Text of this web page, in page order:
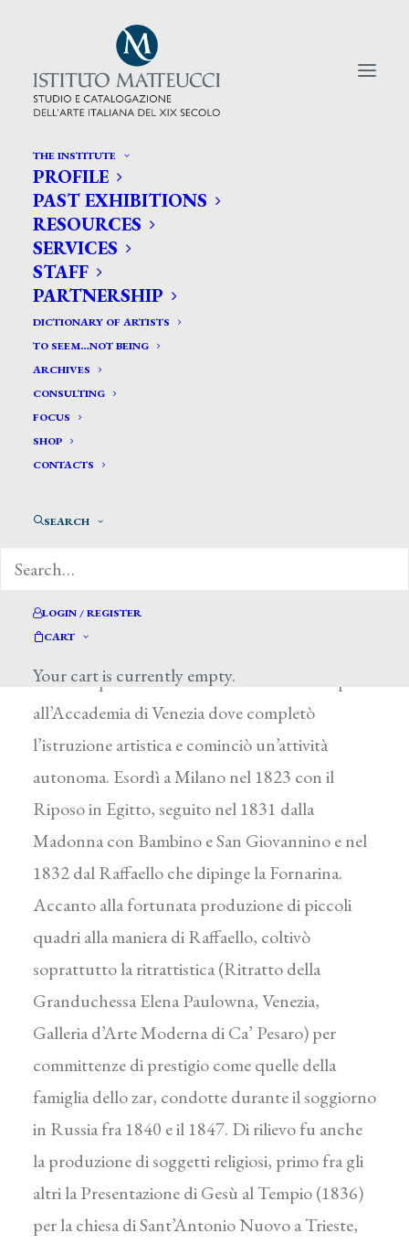
THE INSTITUTE
PROFILE
PAST EXHIBITIONS
RESOURCES
SERVICES
STAFF
PARTNERSHIP
DICTIONARY OF ARTISTS
TO SEEM…NOT BEING
ARCHIVES
CONSULTING
FOCUS
SHOP
CONTACTS
SEARCH
LOGIN / REGISTER
CART
Your cart is currently empty.
CERCA TRA GLI ARTISTI:
Search
for:
Schiavoni Felice *
Trieste 1803 – Venezia 1881
1814 si iscrisse all’Accademia di Brera di Milano,
seguendo le lezioni di L. Sabatelli; dal 1815 al
1821 frequentò l’Accademia di Vienna. Fu poi
all’Accademia di Venezia dove completò
l’istruzione artistica e cominciò un’attività
autonoma. Esordì a Milano nel 1823 con il
Riposo in Egitto, seguito nel 1831 dalla
Madonna con Bambino e San Giovannino e nel
1832 dal Raffaello che dipinge la Fornarina.
Accanto alla fortunata produzione di piccoli
quadri alla maniera di Raffaello, coltivò
soprattutto la ritrattistica (Ritratto della
Granduchessa Elena Paulowna, Venezia,
Galleria d’Arte Moderna di Ca’ Pesaro) per
committenze di prestigio come quelle della
famiglia dello zar, condotte durante il soggiorno
in Russia fra 1840 e il 1847. Di rilievo fu anche
la produzione di soggetti religiosi, primo fra gli
altri la Presentazione di Gesù al Tempio (1836)
per la chiesa di Sant’Antonio Nuovo a Trieste,